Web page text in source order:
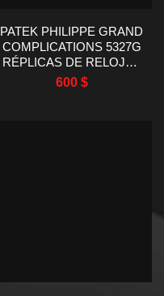
PATEK PHILIPPE GRAND
COMPLICATIONS 5327G
RÉPLICAS DE RELOJES
CON ESFERA BLANCA
DE 39MM
600 $